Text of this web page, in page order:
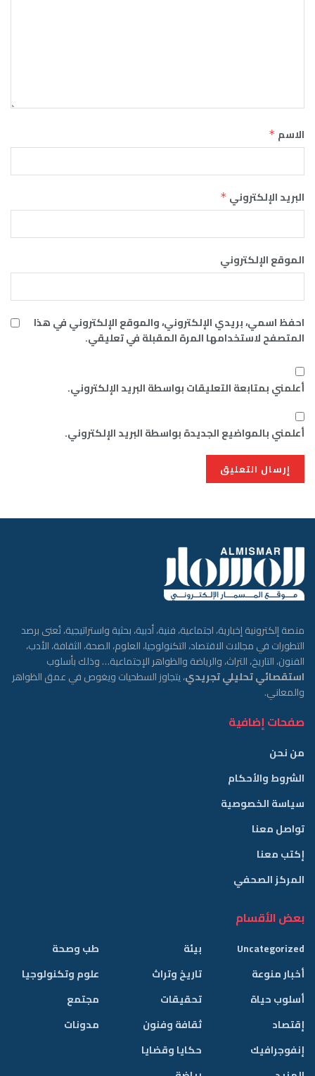
الاسم*
البريد الإلكتروني*
الموقع الإلكتروني
احفظ اسمي، بريدي الإلكتروني، والموقع الإلكتروني في هذا
المتصفح لاستخدامها المرة المقبلة في تعليقي.
أعلمني بمتابعة التعليقات بواسطة البريد الإلكتروني.
أعلمني بالمواضيع الجديدة بواسطة البريد الإلكتروني.
منصة إلكترونية إخبارية، اجتماعية، فنية، أدبية، بحثية واستراتيجية، تُعنى برصد
التطورات في مجالات الاقتصاد، التكنولوجيا، العلوم، الصحة، الثقافة، الأدب،
الفنون، التاريخ، التراث، والرياضة والظواهر الإجتماعية… وذلك بأسلوب
استقصائي تحليلي تجريدي، يتجاوز السطحيات ويغوص في عمق الظواهر
والمعاني.
صفحات إضافية
من نحن
الشروط والأحكام
سياسة الخصوصية
تواصل معنا
إكتب معنا
المركز الصحفي
بعض الأقسام
Uncategorized
أخبار منوعة
أسلوب حياة
إقتصاد
إنفوجرافيك
بيئة
تاريخ وتراث
تحقيقات
ثقافة وفنون
حكايا وقضايا
طب وصحة
علوم وتكنولوجيا
مجتمع
مدونات